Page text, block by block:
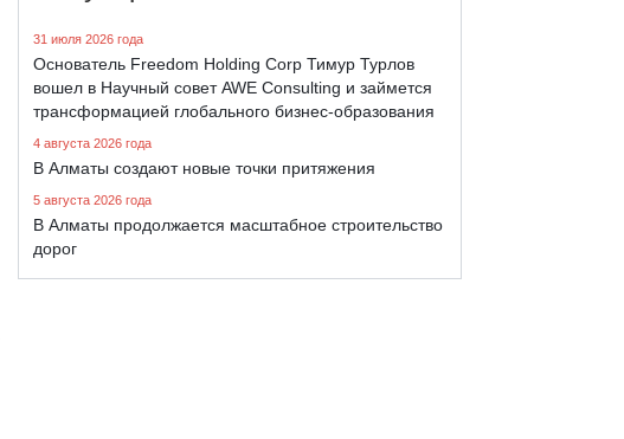
31 июля 2026 года
Основатель Freedom Holding Corp Тимур Турлов
вошел в Научный совет AWE Consulting и займется
трансформацией глобального бизнес-образования
4 августа 2026 года
В Алматы создают новые точки притяжения
5 августа 2026 года
В Алматы продолжается масштабное строительство
дорог